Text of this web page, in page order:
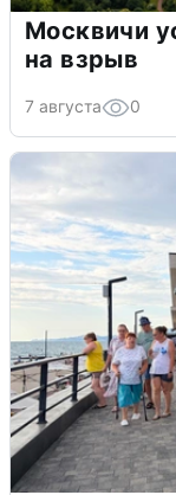
Москвичи
на взрыв
7 августа 0